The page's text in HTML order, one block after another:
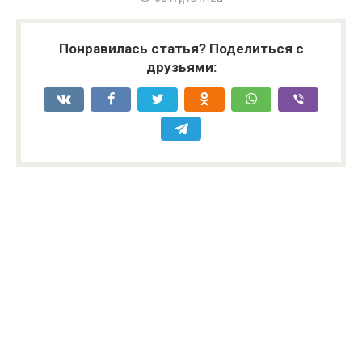
Понравилась статья? Поделиться с
друзьями: